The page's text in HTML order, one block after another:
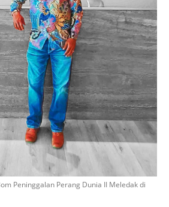
Peninggalan Perang Dunia II Meledak di